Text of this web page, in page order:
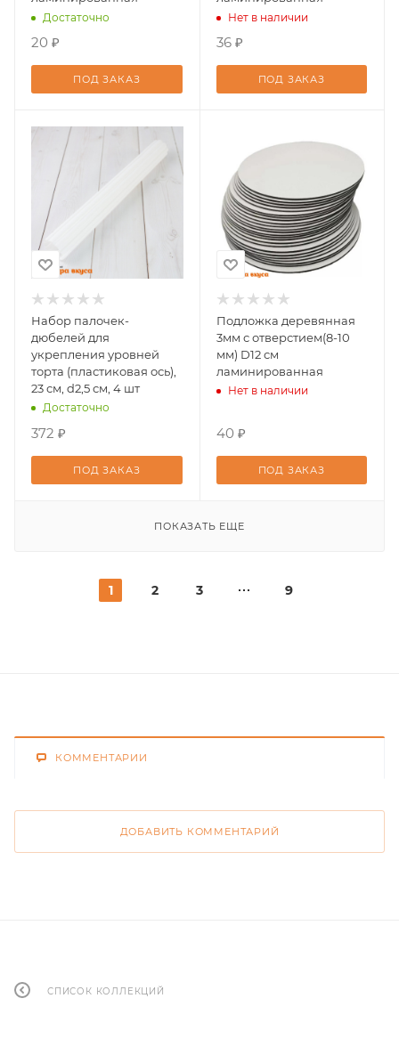
Достаточно
20 ₽
ПОД ЗАКАЗ
Нет в наличии
36 ₽
ПОД ЗАКАЗ
Набор палочек-
дюбелей для
укрепления уровней
торта (пластиковая ось),
23 см, d2,5 см, 4 шт
Достаточно
372 ₽
ПОД ЗАКАЗ
Подложка деревянная
3мм с отверстием(8-10
мм) D12 см
ламинированная
Нет в наличии
40 ₽
ПОД ЗАКАЗ
ПОКАЗАТЬ ЕЩЕ
1 2 3 9
КОММЕНТАРИИ
ДОБАВИТЬ КОММЕНТАРИЙ
СПИСОК КОЛЛЕКЦИЙ